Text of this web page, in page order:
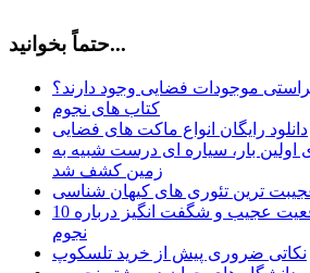
حتماً بخوانید...
براستی موجودات فضایی وجود دارند؟
کتاب های نجوم
دانلود رایگان انواع ماکت های فضایی
اولین بار، سیاره ای درست شبیه به
زمین کشف شد
ترین تئوری های کیهان شناسی
10 واقعیت عجیب و شگفت انگیز درباره
نجوم
نکاتی ضروری پیش از خرید تلسکوپ